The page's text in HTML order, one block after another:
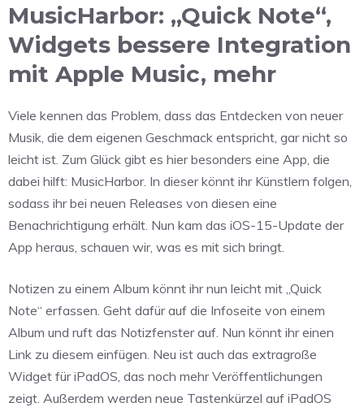
MusicHarbor: „Quick Note“,
Widgets bessere Integration
mit Apple Music, mehr
Viele kennen das Problem, dass das Entdecken von neuer
Musik, die dem eigenen Geschmack entspricht, gar nicht so
leicht ist. Zum Glück gibt es hier besonders eine App, die
dabei hilft: MusicHarbor. In dieser könnt ihr Künstlern folgen,
sodass ihr bei neuen Releases von diesen eine
Benachrichtigung erhält. Nun kam das iOS-15-Update der
App heraus, schauen wir, was es mit sich bringt.
Notizen zu einem Album könnt ihr nun leicht mit „Quick
Note“ erfassen. Geht dafür auf die Infoseite von einem
Album und ruft das Notizfenster auf. Nun könnt ihr einen
Link zu diesem einfügen. Neu ist auch das extragroße
Widget für iPadOS, das noch mehr Veröffentlichungen
zeigt. Außerdem werden neue Tastenkürzel auf iPadOS